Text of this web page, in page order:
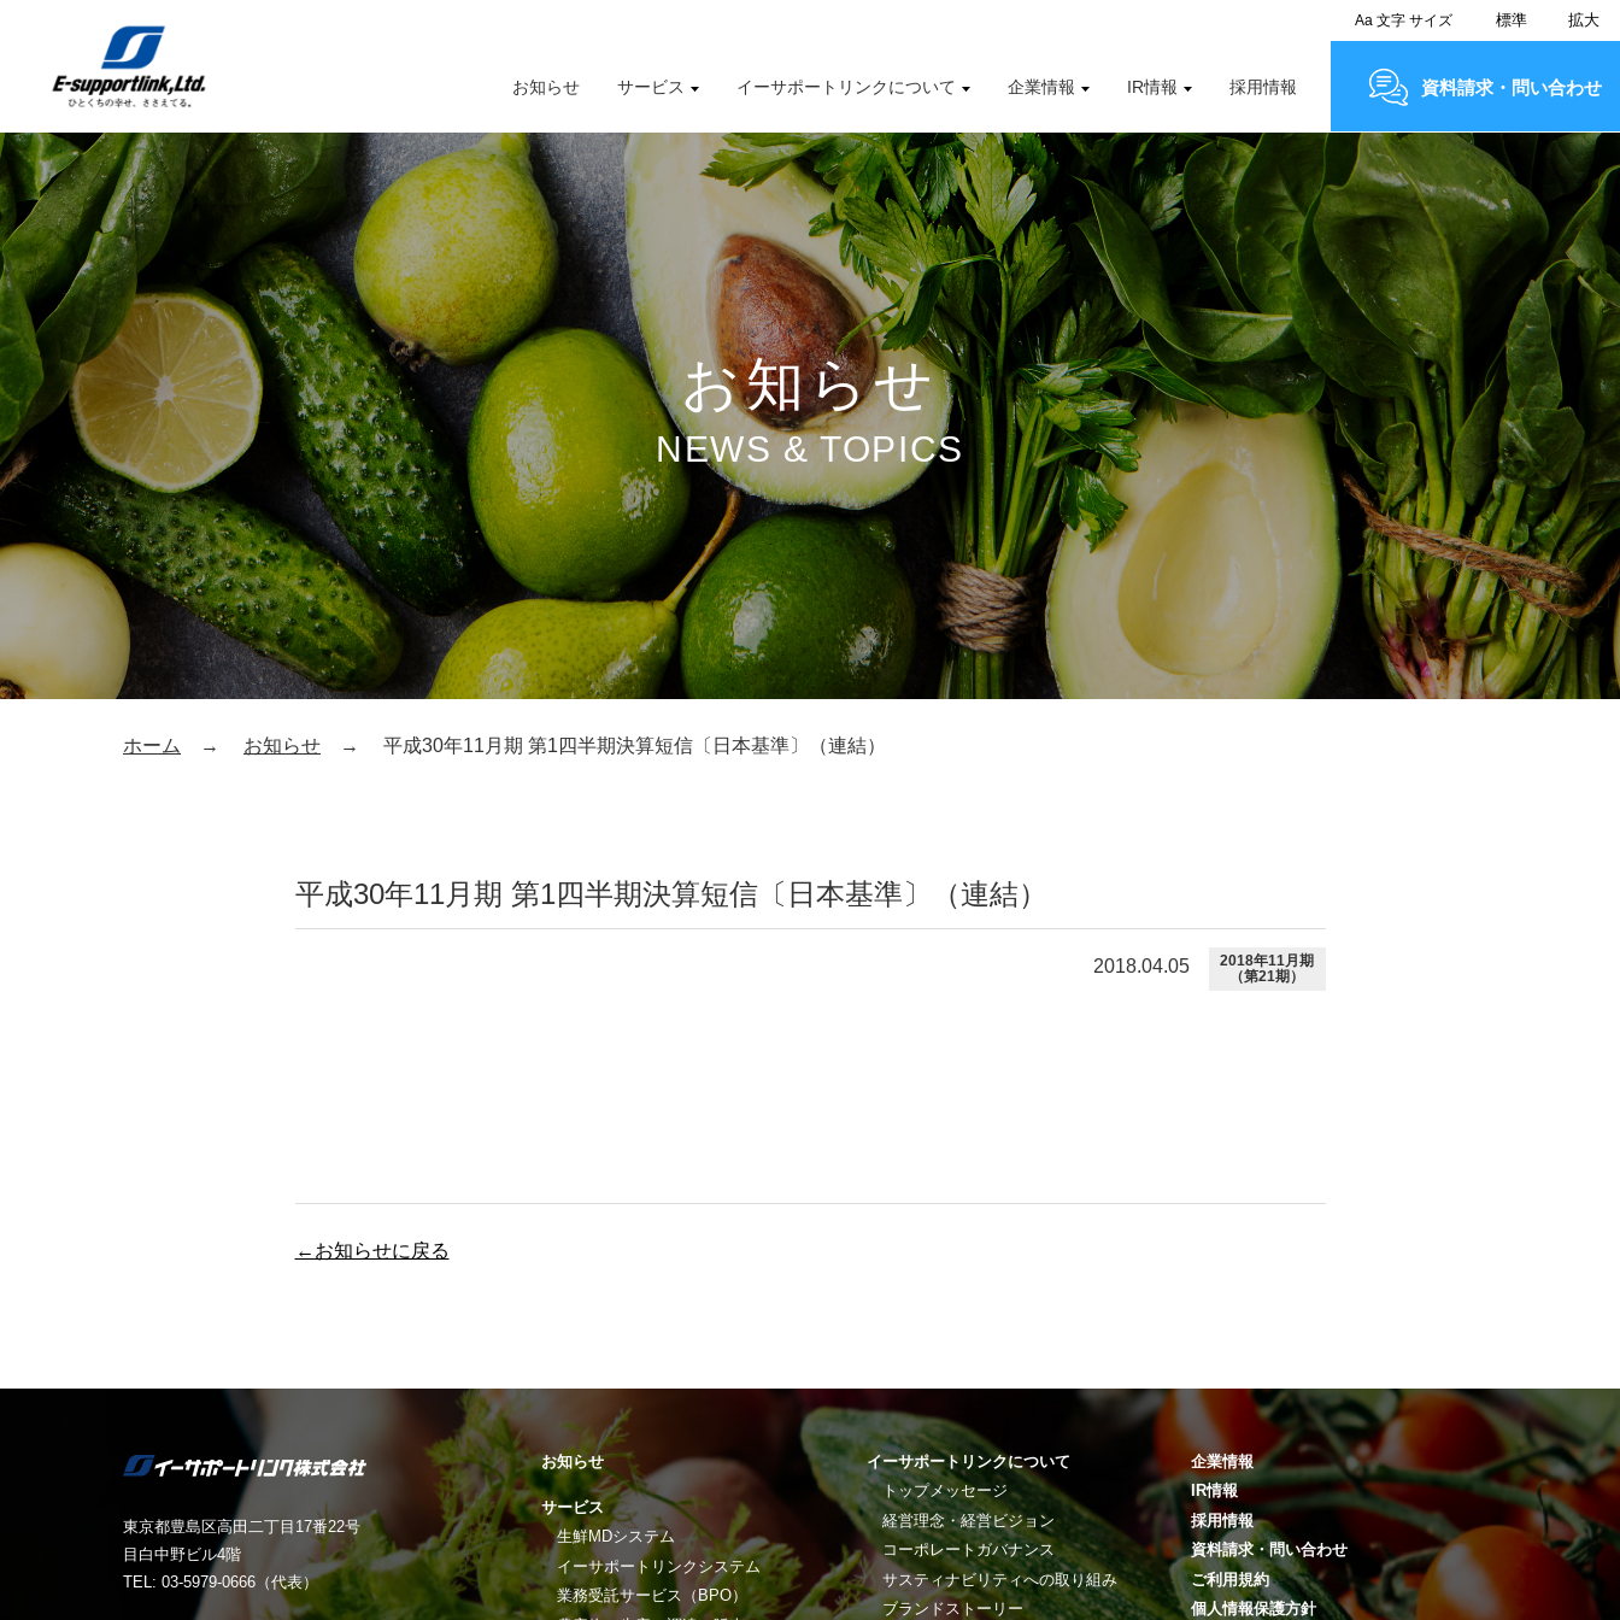
お知らせ サービス
サービスTOP
生鮮MDシステム
イーサポートリンクシステム
業務受託サービス（BPO）
農産物の生産・調達・販売
Marché+（マルシェプラス）
es-Marché（エスマルシェ）
イーサポートリンクについて
イーサポートリンクについてTOP
トップメッセージ
経営理念・経営ビジョン
コーポレートガバナンス
サスティナビリティへの取り組み
ブランドストーリー
企業情報
企業情報TOP
企業概要
事業所案内
関係会社
これまでの歩み
IR情報
IR情報TOP
IRニュース
IRカレンダー
IRライブラリー
株式情報
有価証券報告書
財務業績ハイライト
採用情報
Aa文字サイズ 標準 拡大
資料請求・問い合わせ
お知らせ
NEWS & TOPICS
ホーム お知らせ 平成30年11月期 第1四半期決算短信〔日本基準〕（連結）
平成30年11月期 第1四半期決算短信〔日本基準〕（連結）
2018.04.05
2018年11月期
（第21期）
←お知らせに戻る
東京都豊島区高田二丁目17番22号
目白中野ビル4階
TEL: 03-5979-0666（代表）
お知らせ
サービス
生鮮MDシステム
イーサポートリンクシステム
業務受託サービス（BPO）
イーサポートリンクについて
トップメッセージ
経営理念・経営ビジョン
コーポレートガバナンス
サスティナビリティへの取り組み
ブランドストーリー
企業情報
IR情報
採用情報
資料請求・問い合わせ
ご利用規約
個人情報保護方針